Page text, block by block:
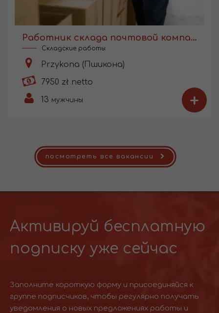
Работник склада почтовой компании
Складские работы
Przykona (Пшикона)
7950 zł netto
13 мужчины +
посмотреть все вакансии
Активируй бесплатную
подписку уже сейчас
Заполните короткую форму и присоединяйся к
группе подписчиков, чтобы регулярно получать
уведомления о новых предложениях работы и